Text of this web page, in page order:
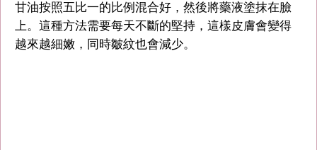
甘油按照五比一的比例混合好，然後將藥液塗抹在臉
上。這種方法需要每天不斷的堅持，這樣皮膚會變得
越來越細嫩，同時皺紋也會減少。